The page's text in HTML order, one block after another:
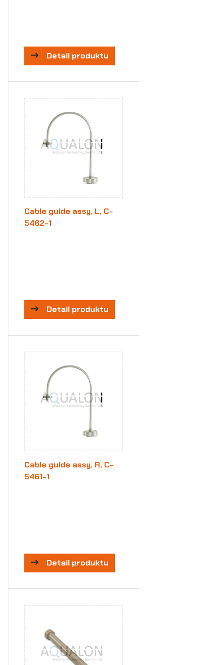
Detail produktu
Cable guide assy, L, C-
5462-1
Detail produktu
Cable guide assy, R, C-
5461-1
Detail produktu